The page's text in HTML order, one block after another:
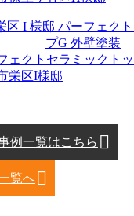
ェクトセラミックト
栄区I様邸
例一覧はこちら
覧へ